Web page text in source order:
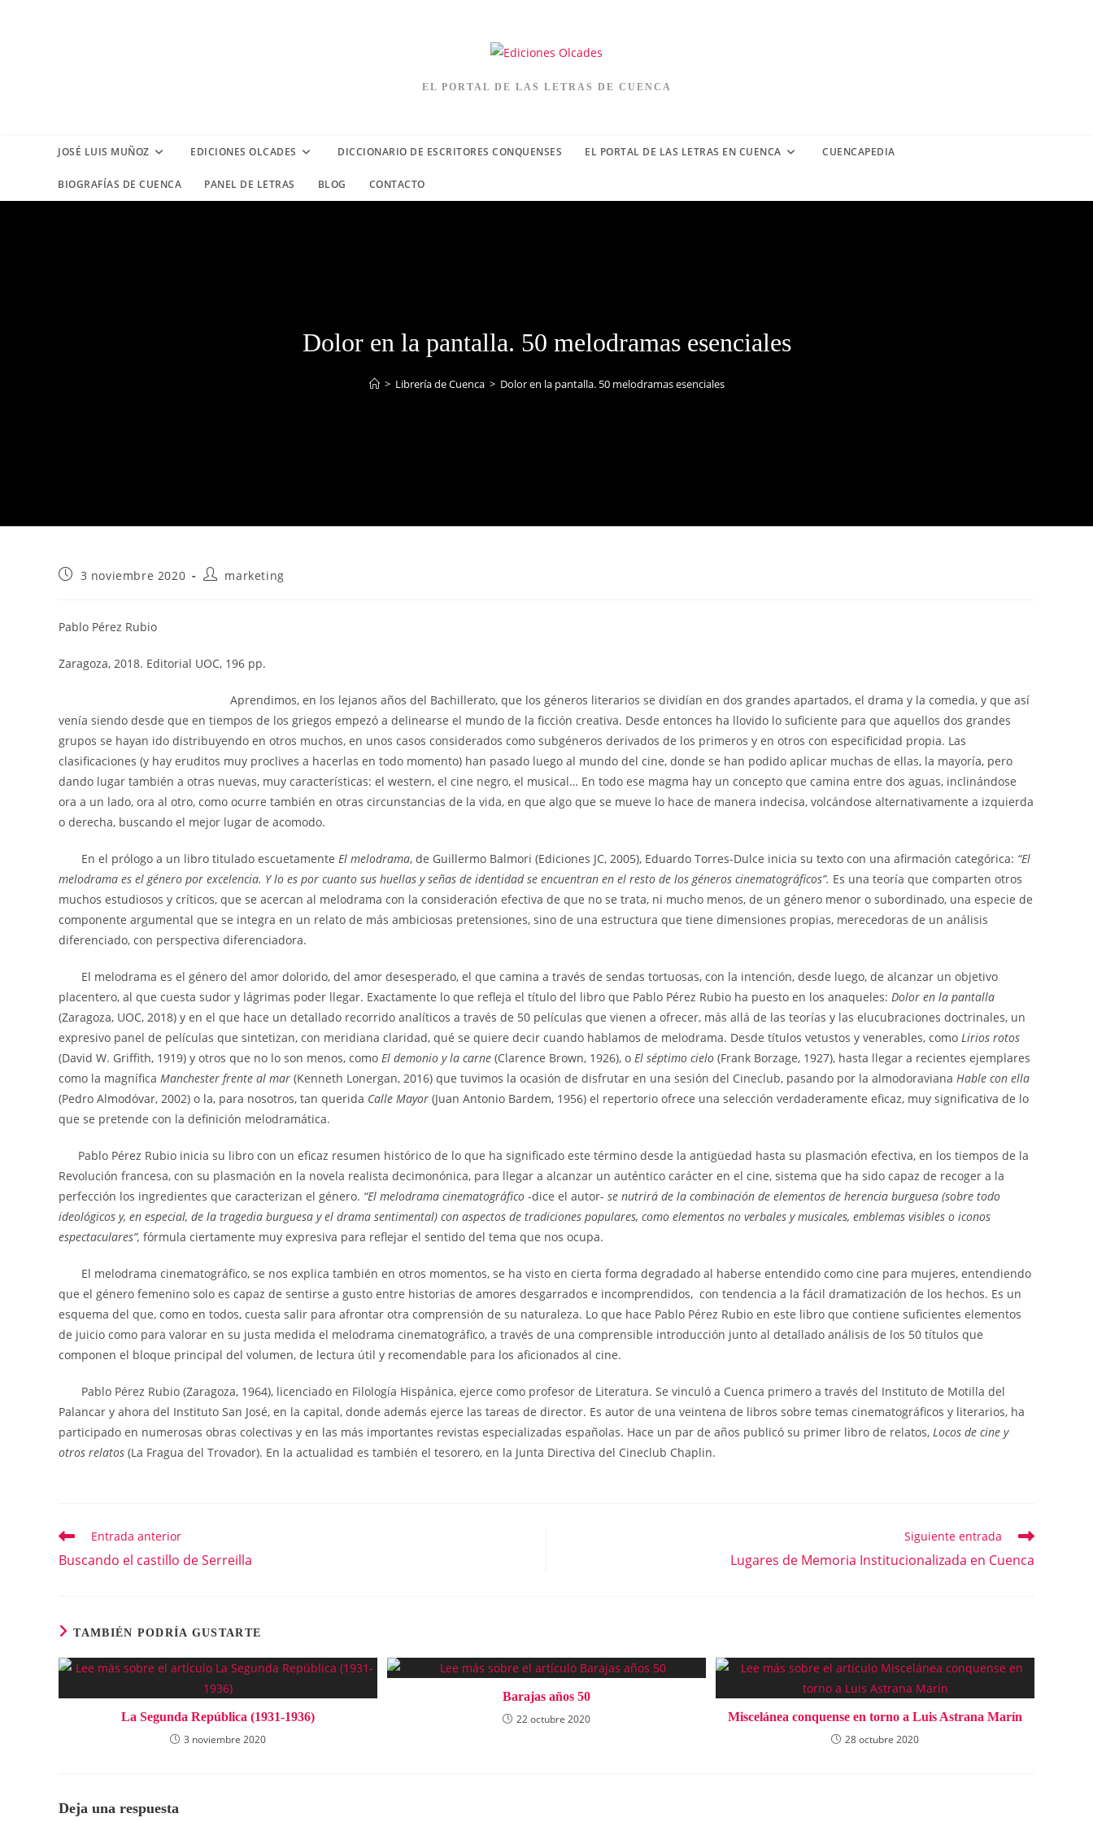
EL PORTAL DE LAS LETRAS DE CUENCA
JOSÉ LUIS MUÑOZ EDICIONES OLCADES DICCIONARIO DE ESCRITORES CONQUENSES EL PORTAL DE LAS LETRAS EN CUENCA CUENCAPEDIA
BIOGRAFÍAS DE CUENCA PANEL DE LETRAS BLOG CONTACTO
Dolor en la pantalla. 50 melodramas esenciales
> Librería de Cuenca > Dolor en la pantalla. 50 melodramas esenciales
Publicación
entrada:
3 noviembre 2020
Autormarketing
Pablo Pérez Rubio
Zaragoza, 2018. Editorial UOC, 196 pp.
Aprendimos, en los lejanos años del Bachillerato, que los géneros literarios se dividían en dos grandes apartados, el drama y la comedia, y que así
venía siendo desde que en tiempos de los griegos empezó a delinearse el mundo de la ficción creativa. Desde entonces ha llovido lo suficiente para que aquellos dos grandes
grupos se hayan ido distribuyendo en otros muchos, en unos casos considerados como subgéneros derivados de los primeros y en otros con especificidad propia. Las
clasificaciones (y hay eruditos muy proclives a hacerlas en todo momento) han pasado luego al mundo del cine, donde se han podido aplicar muchas de ellas, la mayoría, pero
dando lugar también a otras nuevas, muy características: el western, el cine negro, el musical… En todo ese magma hay un concepto que camina entre dos aguas, inclinándose
ora a un lado, ora al otro, como ocurre también en otras circunstancias de la vida, en que algo que se mueve lo hace de manera indecisa, volcándose alternativamente a izquierda
o derecha, buscando el mejor lugar de acomodo.
En el prólogo a un libro titulado escuetamente El melodrama, de Guillermo Balmori (Ediciones JC, 2005), Eduardo Torres-Dulce inicia su texto con una afirmación categórica: “El
melodrama es el género por excelencia. Y lo es por cuanto sus huellas y señas de identidad se encuentran en el resto de los géneros cinematográficos”. Es una teoría que comparten otros
muchos estudiosos y críticos, que se acercan al melodrama con la consideración efectiva de que no se trata, ni mucho menos, de un género menor o subordinado, una especie de
componente argumental que se integra en un relato de más ambiciosas pretensiones, sino de una estructura que tiene dimensiones propias, merecedoras de un análisis
diferenciado, con perspectiva diferenciadora.
El melodrama es el género del amor dolorido, del amor desesperado, el que camina a través de sendas tortuosas, con la intención, desde luego, de alcanzar un objetivo
placentero, al que cuesta sudor y lágrimas poder llegar. Exactamente lo que refleja el título del libro que Pablo Pérez Rubio ha puesto en los anaqueles: Dolor en la pantalla
(Zaragoza, UOC, 2018) y en el que hace un detallado recorrido analíticos a través de 50 películas que vienen a ofrecer, más allá de las teorías y las elucubraciones doctrinales, un
expresivo panel de películas que sintetizan, con meridiana claridad, qué se quiere decir cuando hablamos de melodrama. Desde títulos vetustos y venerables, como Lirios rotos
(David W. Griffith, 1919) y otros que no lo son menos, como El demonio y la carne (Clarence Brown, 1926), o El séptimo cielo (Frank Borzage, 1927), hasta llegar a recientes ejemplares
como la magnífica Manchester frente al mar (Kenneth Lonergan, 2016) que tuvimos la ocasión de disfrutar en una sesión del Cineclub, pasando por la almodoraviana Hable con ella
(Pedro Almodóvar, 2002) o la, para nosotros, tan querida Calle Mayor (Juan Antonio Bardem, 1956) el repertorio ofrece una selección verdaderamente eficaz, muy significativa de lo
que se pretende con la definición melodramática.
Pablo Pérez Rubio inicia su libro con un eficaz resumen histórico de lo que ha significado este término desde la antigüedad hasta su plasmación efectiva, en los tiempos de la
Revolución francesa, con su plasmación en la novela realista decimonónica, para llegar a alcanzar un auténtico carácter en el cine, sistema que ha sido capaz de recoger a la
perfección los ingredientes que caracterizan el género. “El melodrama cinematográfico -dice el autor- se nutrirá de la combinación de elementos de herencia burguesa (sobre todo
ideológicos y, en especial, de la tragedia burguesa y el drama sentimental) con aspectos de tradiciones populares, como elementos no verbales y musicales, emblemas visibles o iconos
espectaculares”, fórmula ciertamente muy expresiva para reflejar el sentido del tema que nos ocupa.
El melodrama cinematográfico, se nos explica también en otros momentos, se ha visto en cierta forma degradado al haberse entendido como cine para mujeres, entendiendo
que el género femenino solo es capaz de sentirse a gusto entre historias de amores desgarrados e incomprendidos, con tendencia a la fácil dramatización de los hechos. Es un
esquema del que, como en todos, cuesta salir para afrontar otra comprensión de su naturaleza. Lo que hace Pablo Pérez Rubio en este libro que contiene suficientes elementos
de juicio como para valorar en su justa medida el melodrama cinematográfico, a través de una comprensible introducción junto al detallado análisis de los 50 títulos que
componen el bloque principal del volumen, de lectura útil y recomendable para los aficionados al cine.
Pablo Pérez Rubio (Zaragoza, 1964), licenciado en Filología Hispánica, ejerce como profesor de Literatura. Se vinculó a Cuenca primero a través del Instituto de Motilla del
Palancar y ahora del Instituto San José, en la capital, donde además ejerce las tareas de director. Es autor de una veintena de libros sobre temas cinematográficos y literarios, ha
participado en numerosas obras colectivas y en las más importantes revistas especializadas españolas. Hace un par de años publicó su primer libro de relatos, Locos de cine y
otros relatos (La Fragua del Trovador). En la actualidad es también el tesorero, en la Junta Directiva del Cineclub Chaplin.
Leer
artículos
Entrada anterior
Buscando el castillo de Serreilla
Siguiente entrada
Lugares de Memoria Institucionalizada en Cuenca
TAMBIÉN PODRÍA GUSTARTE
La Segunda República (1931-1936)
3 noviembre 2020
Barajas años 50
22 octubre 2020
Miscelánea conquense en torno a Luis Astrana Marín
28 octubre 2020
Deja una respuesta